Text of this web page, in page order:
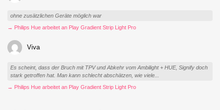
ohne zusätzlichen Geräte möglich war
→ Philips Hue arbeitet an Play Gradient Strip Light Pro
Viva
Es scheint, dass der Bruch mit TPV und Abkehr vom Ambilight + HUE, Signify doch
stark getroffen hat. Man kann schlecht abschätzen, wie viele...
→ Philips Hue arbeitet an Play Gradient Strip Light Pro